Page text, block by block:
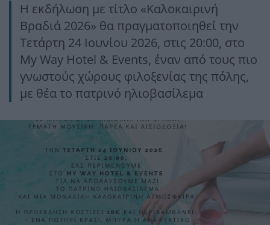
Η εκδήλωση με τίτλο «Καλοκαιρινή
Βραδιά 2026» θα πραγματοποιηθεί την
Τετάρτη 24 Ιουνίου 2026, στις 20:00, στο
My Way Hotel & Events, έναν από τους πιο
γνωστούς χώρους φιλοξενίας της πόλης,
με θέα το πατρινό ηλιοβασίλεμα